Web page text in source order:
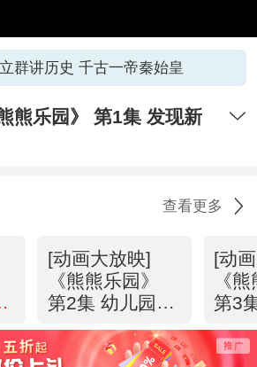
群讲历史 千古一帝秦始皇
熊乐园》 第1集 发现新
查看更多
[动画大放映]
《熊熊乐园》
第2集 幼儿园的
[动
《
第3